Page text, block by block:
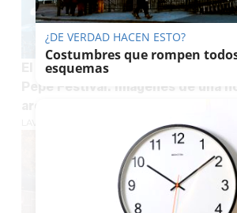
El rock de Loquillo hace vibrar al
Pepe Festival: imágenes de una
¿DE VERDAD HACEN ESTO?
Costumbres que rompen
esquemas